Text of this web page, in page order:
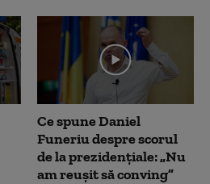
Ce spune Daniel
Funeriu despre scorul
de la prezidențiale: „Nu
am reușit să conving”